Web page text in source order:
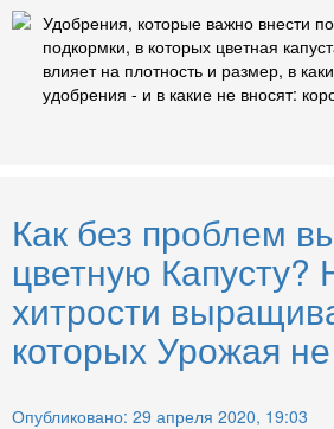
Удобрения, которые важно внести
подкормки, в которых цветная
влияет на плотность и размер, в
удобрения - и в какие не вносят:
Как без проблем
цветную
хитрости
которых Урожая
Опубликовано: 29 апреля 2020, 19:03